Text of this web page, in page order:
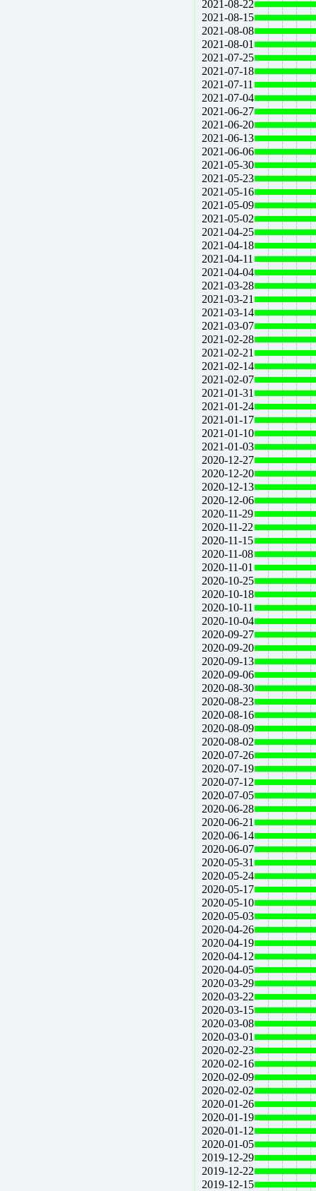
2021-08-22
2021-08-15
2021-08-08
2021-08-01
2021-07-25
2021-07-18
2021-07-11
2021-07-04
2021-06-27
2021-06-20
2021-06-13
2021-06-06
2021-05-30
2021-05-23
2021-05-16
2021-05-09
2021-05-02
2021-04-25
2021-04-18
2021-04-11
2021-04-04
2021-03-28
2021-03-21
2021-03-14
2021-03-07
2021-02-28
2021-02-21
2021-02-14
2021-02-07
2021-01-31
2021-01-24
2021-01-17
2021-01-10
2021-01-03
2020-12-27
2020-12-20
2020-12-13
2020-12-06
2020-11-29
2020-11-22
2020-11-15
2020-11-08
2020-11-01
2020-10-25
2020-10-18
2020-10-11
2020-10-04
2020-09-27
2020-09-20
2020-09-13
2020-09-06
2020-08-30
2020-08-23
2020-08-16
2020-08-09
2020-08-02
2020-07-26
2020-07-19
2020-07-12
2020-07-05
2020-06-28
2020-06-21
2020-06-14
2020-06-07
2020-05-31
2020-05-24
2020-05-17
2020-05-10
2020-05-03
2020-04-26
2020-04-19
2020-04-12
2020-04-05
2020-03-29
2020-03-22
2020-03-15
2020-03-08
2020-03-01
2020-02-23
2020-02-16
2020-02-09
2020-02-02
2020-01-26
2020-01-19
2020-01-12
2020-01-05
2019-12-29
2019-12-22
2019-12-15